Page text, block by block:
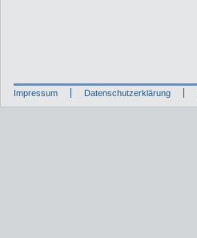
Impressum Datenschutzerklärung